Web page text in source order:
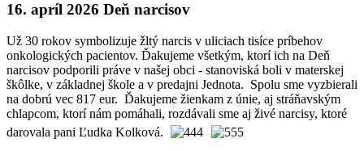
16. apríl 2026 Deň narcisov
Už 30 rokov symbolizuje žltý narcis v uliciach tisíce príbehov
onkologických pacientov. Ďakujeme všetkým, ktorí ich na Deň
narcisov podporili práve v našej obci - stanoviská boli v materskej
škôlke, v základnej škole a v predajni Jednota. Spolu sme vyzbierali
na dobrú vec 817 eur. Ďakujeme žienkam z únie, aj stráňavským
chlapcom, ktorí nám pomáhali, rozdávali sme aj živé narcisy, ktoré
darovala pani Ľudka Kolková.